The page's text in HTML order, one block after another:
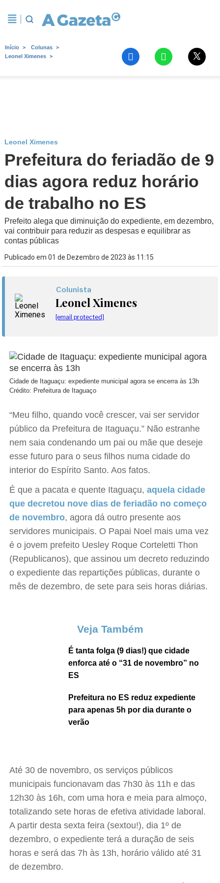
Início
Colunas
Leonel Ximenes
Leonel Ximenes
Prefeitura do feriadão de 9
dias agora reduz horário
de trabalho no ES
Prefeito alega que diminuição do expediente, em dezembro,
vai contribuir para reduzir as despesas e equilibrar as
contas públicas
Publicado em 01 de Dezembro de 2023 às 11:15
Colunista
Leonel Ximenes
[email protected]
Cidade de Itaguaçu: expediente municipal agora se encerra às 13h
Crédito: Prefeitura de Itaguaço
“Meu filho, quando você crescer, vai ser servidor
público da Prefeitura de Itaguaçu.” Não estranhe
nem saia condenando um pai ou mãe que deseje
esse futuro para o seus filhos numa cidade do
interior do Espírito Santo. Aos fatos.
É que a pacata e quente Itaguaçu,aquela cidade
que decretou nove dias de feriadão no começo
de novembro, agora dá outro presente aos
servidores municipais. O Papai Noel mais uma vez
é o jovem prefeito Uesley Roque Corteletti Thon
(Republicanos), que assinou um decreto reduzindo
o expediente das repartições públicas, durante o
mês de dezembro, de sete para seis horas diárias.
Veja Também
É tanta folga (9 dias!) que cidade
enforca até o “31 de novembro” no
ES
Prefeitura no ES reduz expediente
para apenas 5h por dia durante o
verão
Até 30 de novembro, os serviços públicos
municipais funcionavam das 7h30 às 11h e das
12h30 às 16h, com uma hora e meia para almoço,
totalizando sete horas de efetiva atividade laboral.
A partir desta sexta feira (sextou!), dia 1º de
dezembro, o expediente terá a duração de seis
horas e será das 7h às 13h, horário válido até 31
de dezembro.